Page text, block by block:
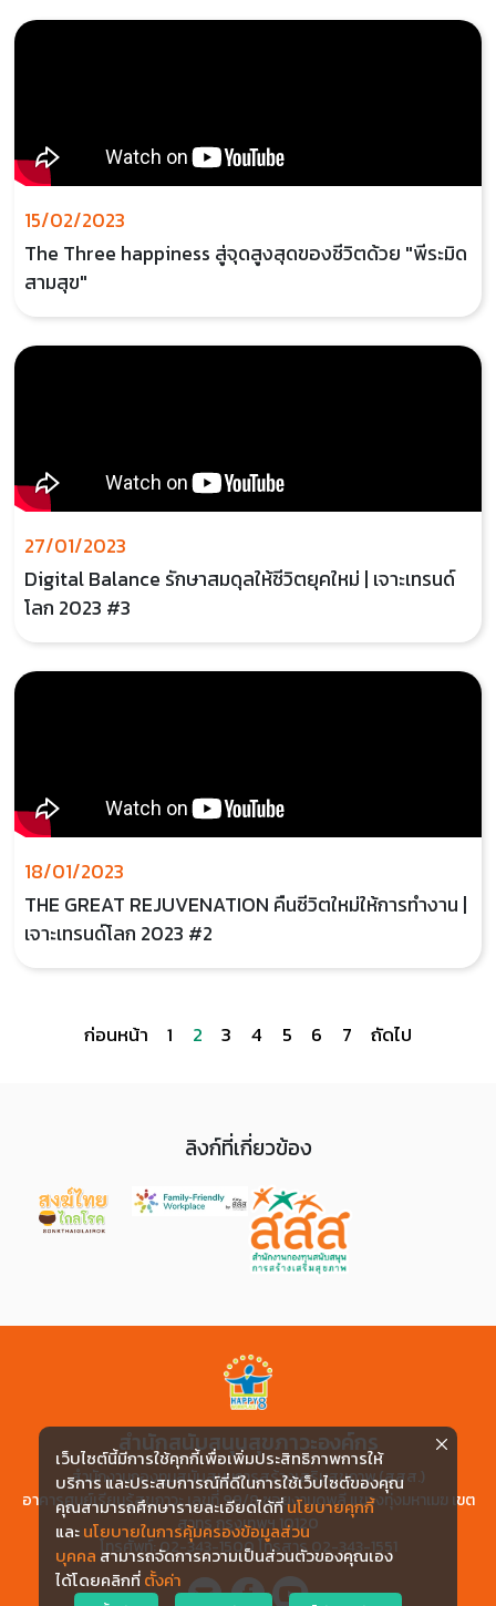
15/02/2023
The Three happiness สู่จุดสูงสุดของชีวิตด้วย "พีระมิด
สามสุข"
27/01/2023
Digital Balance รักษาสมดุลให้ชีวิตยุคใหม่ | เจาะเทรนด์
โลก 2023 #3
18/01/2023
THE GREAT REJUVENATION คืนชีวิตใหม่ให้การทํางาน |
เจาะเทรนด์โลก 2023 #2
ก่อนหน้า 1 2 3 4 5 6 7 ถัดไป
ลิงก์ที่เกี่ยวข้อง
สำนักสนับสนุนสุขภาวะองค์กร
สำนักงานกองทุนสนับสนุนการสร้างเสริมสุขภาพ (สสส.)
อาคารศูนย์เรียนรู้สุขภาวะ เลขที่ 99/8 ซอยงามดูพลี แขวงทุ่งมหาเมฆ เขต
สาทร กรุงเทพฯ 10120
โทรศัพท์: 02-343-1500 โทรสาร 02-343-1551
เว็บไซต์นี้มีการใช้คุกกี้เพื่อเพิ่มประสิทธิภาพการให้
บริการ และประสบการณ์ที่ดีในการใช้เว็บไซต์ของคุณ
คุณสามารถศึกษารายละเอียดได้ที่นโยบายคุกกี้
และนโยบายในการคุ้มครองข้อมูลส่วน
บุคคล สามารถจัดการความเป็นส่วนตัวของคุณเอง
ได้โดยคลิกที่ตั้งค่า